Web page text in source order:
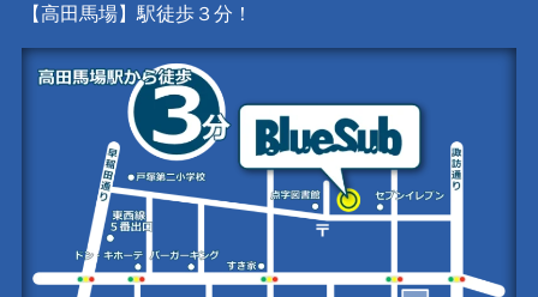
【高田馬場】駅徒歩３分！